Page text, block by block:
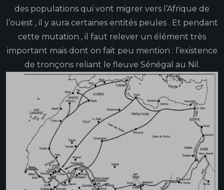
des populations qui vont migrer vers l’Afrique de
l’ouest , il y aura certaines entités peules . Et pendant
cette mutation , il faut relever un élément très
important mais dont on fait peu mention : l’existence
de tronçons reliant le fleuve Sénégal au Nil.